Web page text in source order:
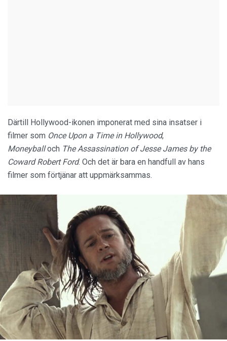
Därtill Hollywood-ikonen imponerat med sina insatser i
filmer som Once Upon a Time in Hollywood,
Moneyballoch The Assassination of Jesse James by the
Coward Robert Ford. Och det är bara en handfull av hans
filmer som förtjänar att uppmärksammas.